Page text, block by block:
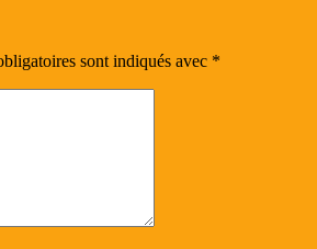
sont indiqués avec *